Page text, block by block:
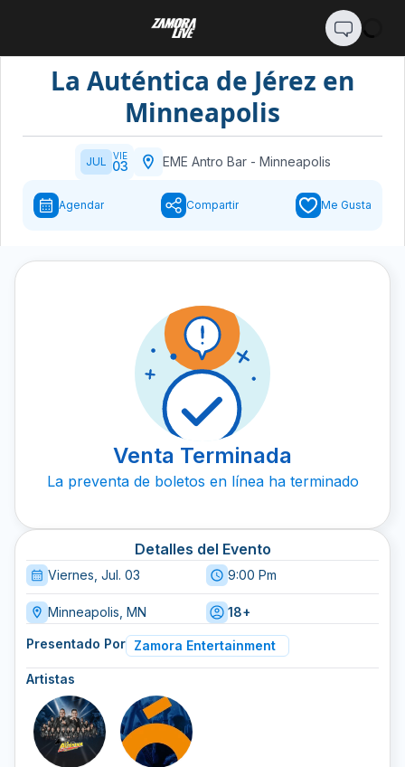
La Auténtica de Jérez en
Minneapolis
JUL VIE
03 EME Antro Bar- Minneapolis
Agendar Compartir Me Gusta
Venta Terminada
La preventa de boletos en línea ha terminado
Detalles del Evento
Viernes, Jul. 03 9:00 Pm
Minneapolis, MN 18+
Presentado Por Zamora Entertainment
Artistas